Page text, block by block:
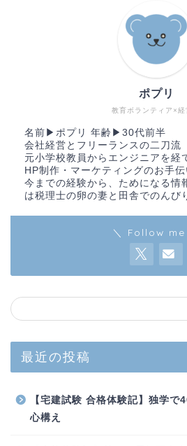
教育ボランティア×経
ポプリ
名前▶︎ポプリ 年齢▶︎30代前半
会社経営とフリーランスの二刀流
元小学校教員からエンジニアを経
HP制作・マーケティングのお手伝
今までの経験から、ためになる情
は税理士の卵の妻と田舎でのんび
＼ Follow me
最近の投稿
【宅建試験 合格体験記】独学で
心構え